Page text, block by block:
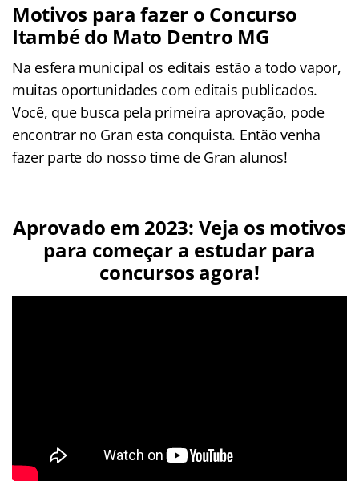
Motivos para fazer o Concurso
Itambé do Mato Dentro MG
Na esfera municipal os editais estão a todo vapor,
muitas oportunidades com editais publicados.
Você, que busca pela primeira aprovação, pode
encontrar no Gran esta conquista. Então venha
fazer parte do nosso time de Gran alunos!
Aprovado em 2023: Veja os motivos
para começar a estudar para
concursos agora!